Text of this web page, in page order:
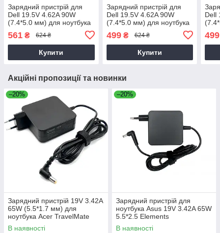
Зарядний пристрій для
Dell 19.5V 4.62A 90W
(7.4*5.0 мм) для ноутбука
P63G, P63G002 90W
561 ₴ 624 ₴
Купити
Зарядний пристрій для
Dell 19.5V 4.62A 90W
(7.4*5.0 мм) для ноутбука
499₴ 624 ₴
Купити
Dell
499
Акційні пропозиції та новинки
–20%
Зарядний пристрій 19V 3.42A
65W (5.5*1.7 мм) для
ноутбука Acer TravelMate
P2510-G2-M
В наявності
–20%
Зарядний пристрій для
ноутбука Asus 19V 3.42A 65W
5.5*2.5 Elements
В наявності